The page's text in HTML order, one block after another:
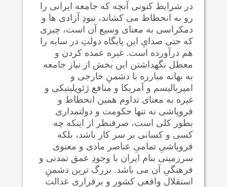
در شرایط کنونی آنچه که جامعه ایرانی را
رو به انحطاط می کشاند، نبودِ آزادی ها و
دمکراسی به معنای وسیع آن است، چیزی
که حتی صدایِ این پایگاه دولتِ در سایه را
هم درآورده است. غیره عمده کردن و
معطل نگهداشتن این بخش از نیاز جامعه
به بهانه مبارزه با دشمنِ خارجی و
امپریالیسم و آمریکا و منافع ژئوپلیتیکی و
غیره به معنای تداوم همین انحطاط و
فروپاشی نه تنها حکومت و دولتمداری
بطور کلی است، صرفنظر از اینکه چه
کسی و کسانی بر سر کار باشد، بلکه
فروپاشیِ تمامیِ عناصر مادی و معنوی
سرزمینی بنام ایران با وجودِ عمق تمدنی و
فرهنگیِ آن می باشد. بزرگ ترین دشمنِ
استقلالِ واقعیِ کشور و برقراری عدالت